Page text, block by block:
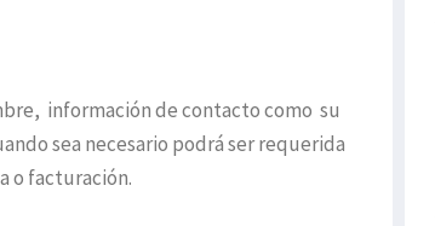
información de contacto como su
sea necesario podrá ser requerida
o facturación.